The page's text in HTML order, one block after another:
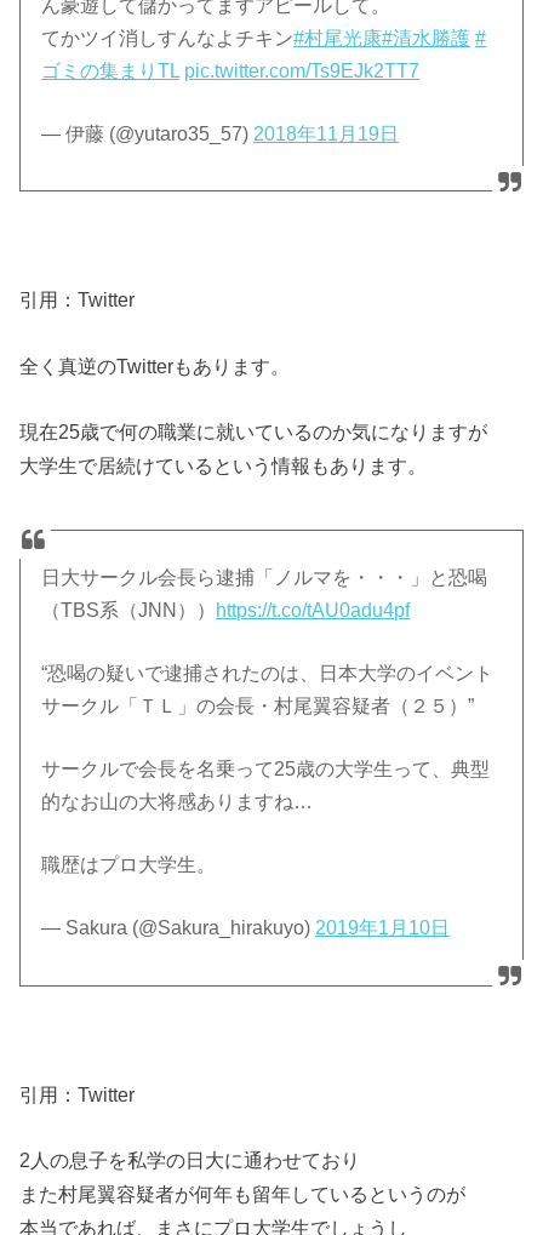
ん豪遊して儲かってますアピールして。
てかツイ消しすんなよチキン#村尾光康#清水勝護 #
ゴミの集まりTL pic.twitter.com/Ts9EJk2TT7
— 伊藤 (@yutaro35_57) 2018年11月19日
引用：Twitter
全く真逆のTwitterもあります。
現在25歳で何の職業に就いているのか気になりますが
大学生で居続けているという情報もあります。
日大サークル会長ら逮捕「ノルマを・・・」と恐喝
（TBS系（JNN））
https://t.co/tAU0adu4pf
“恐喝の疑いで逮捕されたのは、日本大学のイベント
サークル「ＴＬ」の会長・村尾翼容疑者（２５）”
サークルで会長を名乗って25歳の大学生って、典型
的なお山の大将感ありますね…
職歴はプロ大学生。
— Sakura (@Sakura_hirakuyo) 2019年1月10日
引用：Twitter
2人の息子を私学の日大に通わせており
また村尾翼容疑者が何年も留年しているというのが
本当であれば、まさにプロ大学生でしょうし